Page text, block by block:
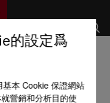
的設定爲
基本 Cookie 保證網站
營銷和分析目的使